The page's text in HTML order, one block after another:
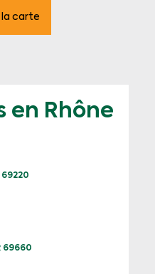
la carte
en Rhône
69220
69660